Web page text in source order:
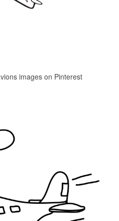
images on Pinterest